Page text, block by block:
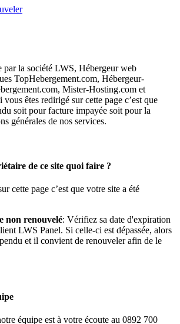
par la société LWS, Hébergeur web
TopHebergement.com, Hébergeur-
Mister-Hosting.com et
êtes redirigé sur cette page c’est que
soit pour facture impayée soit pour la
générales de nos services.
de ce site quoi faire ?
cette page c’est que votre site a été
non renouvelé: Vérifiez sa date d'expiration
LWS Panel. Si celle-ci est dépassée, alors
et il convient de renouveler afin de le
équipe est à votre écoute au 0892 700